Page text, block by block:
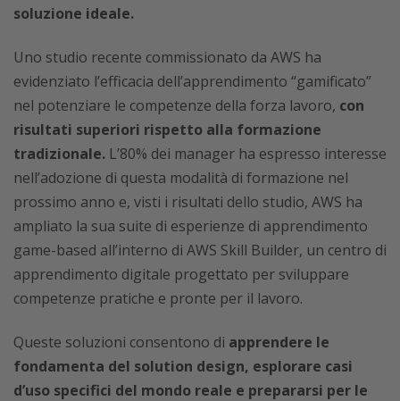
soluzione ideale.
Uno studio recente commissionato da AWS ha
evidenziato l’efficacia dell’apprendimento “gamificato”
nel potenziare le competenze della forza lavoro, con
risultati superiori rispetto alla formazione
tradizionale. L’80% dei manager ha espresso interesse
nell’adozione di questa modalità di formazione nel
prossimo anno e, visti i risultati dello studio, AWS ha
ampliato la sua suite di esperienze di apprendimento
game-based all’interno di AWS Skill Builder, un centro di
apprendimento digitale progettato per sviluppare
competenze pratiche e pronte per il lavoro.
Queste soluzioni consentono di apprendere le
fondamenta del solution design, esplorare casi
d’uso specifici del mondo reale e prepararsi per le